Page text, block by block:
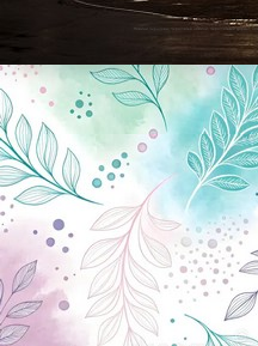
Новини Чернігова, Чернігівські новини, Чернігівський формат,